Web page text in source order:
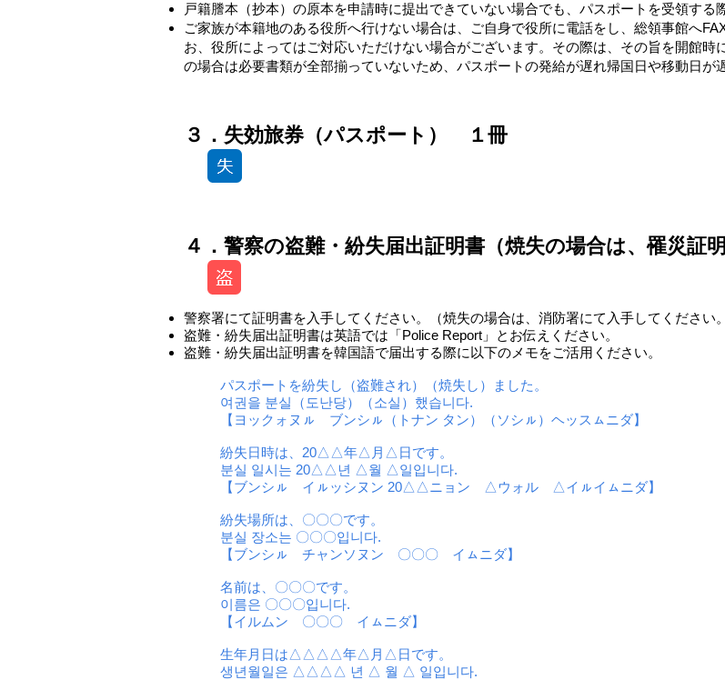
戸籍謄本（抄本）の原本を申請時に提出できていない場合でも、パスポートを受領する
ご家族が本籍地のある役所へ行けない場合は、ご自身で役所に電話をし、総領事館へ
お、役所によってはご対応いただけない場合がございます。その際は、その旨を開館
の場合は必要書類が全部揃っていないため、パスポートの発給が遅れ帰国日や移動日が
３．失効旅券（パスポート） １冊
４．警察の盗難・紛失届出証明書（焼失の場合は、罹災
警察署にて証明書を入手してください。（焼失の場合は、消防署にて入手してください。
盗難・紛失届出証明書は英語では「Police Report」とお伝えください。
盗難・紛失届出証明書を韓国語で届出する際に以下のメモをご活用ください。
パスポートを紛失し（盗難され）（焼失し）ました。
여권을 분실（도난당）（소실）했습니다.
【ヨックォヌㇽ ブンシㇽ（トナン タン）（ソシㇽ）ヘッスㇺニダ】
紛失日時は、20△△年△月△日です。
분실 일시는 20△△년 △월 △일입니다.
【ブンシㇽ イㇽッシヌン 20△△ニョン △ウォル △イㇽイㇺニダ】
紛失場所は、〇〇〇です。
분실 장소는 〇〇〇입니다.
【ブンシㇽ チャンソヌン 〇〇〇 イㇺニダ】
名前は、〇〇〇です。
이름은 〇〇〇입니다.
【イルムン 〇〇〇 イㇺニダ】
生年月日は△△△△年△月△日です。
생년월일은 △△△△ 년 △ 월 △ 일입니다.